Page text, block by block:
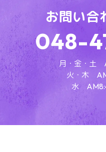
お問い合
048-
月・金・土
火・木
水